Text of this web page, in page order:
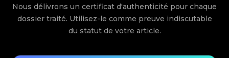
Nous délivrons un certificat d'authenticité pour chaque
dossier traité. Utilisez-le comme preuve indiscutable
du statut de votre article.